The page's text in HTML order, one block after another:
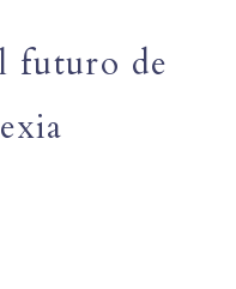
futuro de